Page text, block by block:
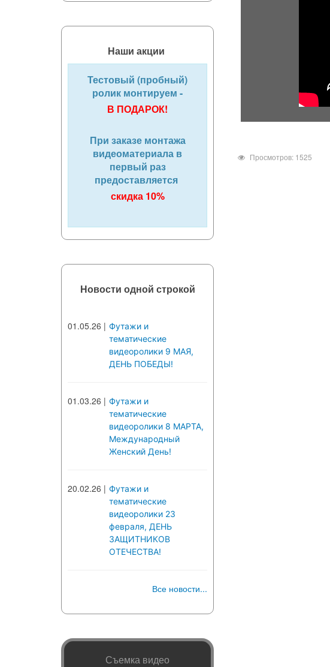
Просмотров: 1525
Наши акции
Тестовый (пробный)
ролик монтируем -
В ПОДАРОК!
При заказе монтажа
видеоматериала в
первый раз
предоставляется
скидка 10%
Новости одной строкой
01.05.26 | Футажи и
тематические
видеоролики 9 МАЯ,
ДЕНЬ ПОБЕДЫ!
01.03.26 | Футажи и
тематические
видеоролики 8 МАРТА,
Международный
Женский День!
20.02.26 | Футажи и
тематические
видеоролики 23
февраля, ДЕНЬ
ЗАЩИТНИКОВ
ОТЕЧЕСТВА!
Все новости...
Съемка видео